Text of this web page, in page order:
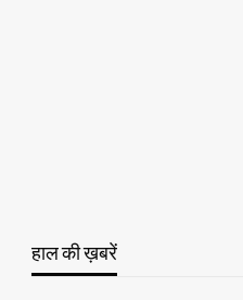
हाल की ख़बरें